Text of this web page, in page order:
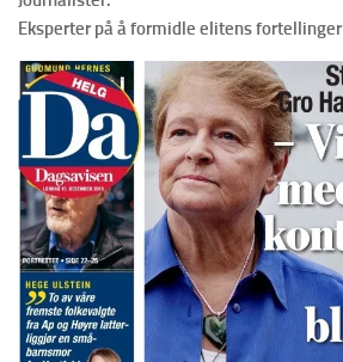
Eksperter på å formidle elitens fortellinger